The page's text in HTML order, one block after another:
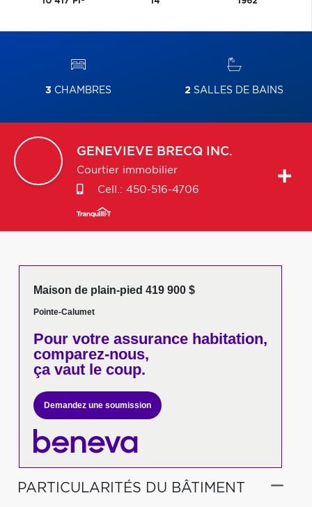
3 CHAMBRES 2 SALLES DE BAINS
GENEVIEVE BRECQ INC.
Courtier immobilier
Cell.: 450-516-4706
Maison de plain-pied 419 900 $
Pointe-Calumet
Pour votreassurance habitation,
comparez-nous,
ça vaut le coup.
Demandez une soumission
PARTICULARITÉS DU BÂTIMENT